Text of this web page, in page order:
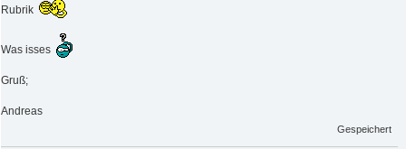
Rubrik
Was isses
Gruß;
Andreas
Gespeichert